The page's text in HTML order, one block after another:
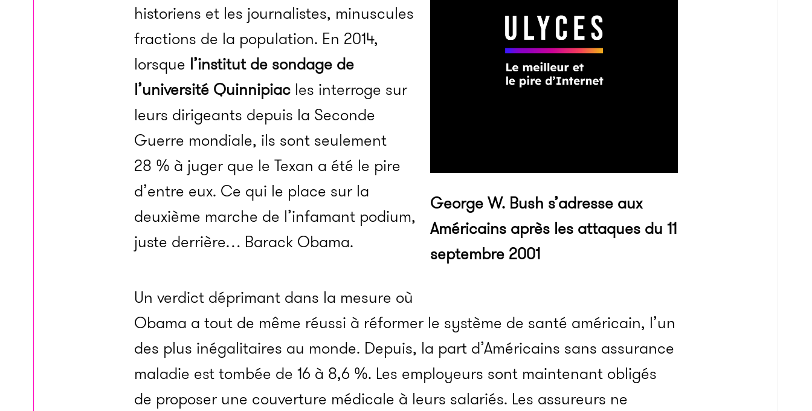
George W. Bush s’adresse aux
Américains après les attaques du 11
septembre 2001
historiens et les journalistes, minuscules
fractions de la population. En 2014,
lorsque l’institut de sondage de
l’université Quinnipiacles interroge sur
leurs dirigeants depuis la Seconde
Guerre mondiale, ils sont seulement
28 % à juger que le Texan a été le pire
d’entre eux. Ce qui le place sur la
deuxième marche de l’infamant podium,
juste derrière… Barack Obama.
Un verdict déprimant dans la mesure où
Obama a tout de même réussi à réformer le système de santé américain, l’un
des plus inégalitaires au monde. Depuis, la part d’Américains sans assurance
maladie est tombée de 16 à 8,6 %. Les employeurs sont maintenant obligés
de proposer une couverture médicale à leurs salariés. Les assureurs ne